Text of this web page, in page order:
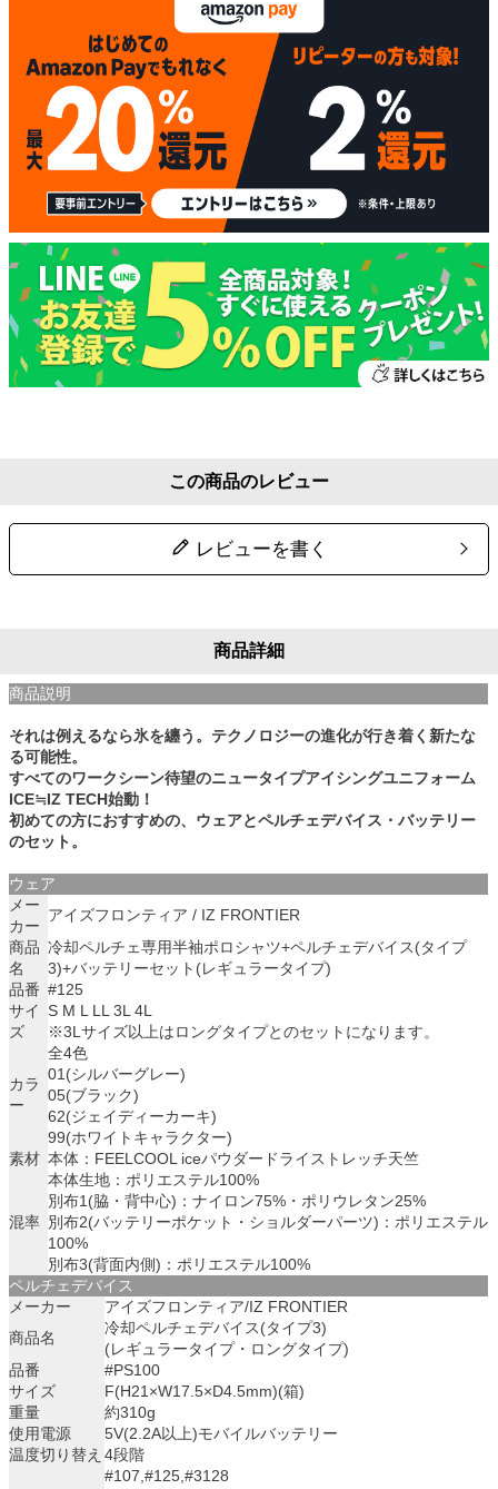
この商品のレビュー
レビューを書く
商品詳細
商品説明
それは例えるなら氷を纏う。テクノロジーの進化が行き着く新たな
る可能性。
すべてのワークシーン待望のニュータイプアイシングユニフォーム
ICE≒IZ TECH始動！
初めての方におすすめの、ウェアとペルチェデバイス・バッテリー
のセット。
ウェア
メー
カー
アイズフロンティア / IZ FRONTIER
商品
名
冷却ペルチェ専用半袖ポロシャツ+ペルチェデバイス(タイプ
3)+バッテリーセット(レギュラータイプ)
品番 #125
サイ
ズ
S M L LL 3L 4L
※3Lサイズ以上はロングタイプとのセットになります。
カラ
ー
全4色
01(シルバーグレー)
05(ブラック)
62(ジェイディーカーキ)
99(ホワイトキャラクター)
素材 本体：FEELCOOL iceパウダードライストレッチ天竺
混率
本体生地：ポリエステル100%
別布1(脇・背中心)：ナイロン75%・ポリウレタン25%
別布2(バッテリーポケット・ショルダーパーツ)：ポリエステル
100%
別布3(背面内側)：ポリエステル100%
ペルチェデバイス
メーカー
アイズフロンティア/IZ FRONTIER
商品名
冷却ペルチェデバイス(タイプ3)
(レギュラータイプ・ロングタイプ)
品番
#PS100
サイズ
F(H21×W17.5×D4.5mm)(箱)
重量
約310g
使用電源
5V(2.2A以上)モバイルバッテリー
温度切り替え 4段階
#107,#125,#3128